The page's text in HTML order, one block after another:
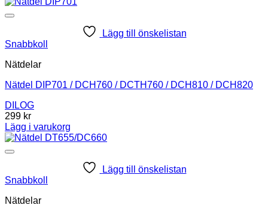
Lägg till önskelistan
Snabbkoll
Nätdelar
Nätdel DIP701 / DCH760 / DCTH760 / DCH810 / DCH820
DILOG
299 kr
Lägg i varukorg
Lägg till önskelistan
Snabbkoll
Nätdelar